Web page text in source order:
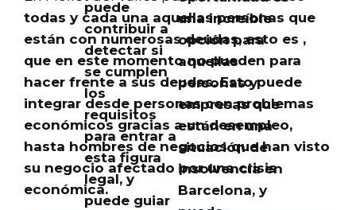
todas y cada una aquellas personas que
están con numerosas deudas, esto es ,
que en este momento no pueden para
hacer frente a sus deudas. Esto puede
integrar desde personas con problemas
económicos gracias a un desempleo,
hasta hombres de negocios que han visto
su negocio afectado por una crisis
económica.
puede
contribuir a
detectar si
se cumplen
los
requisitos
para entrar a
esta figura
legal, y
puede guiar
una increíble
opción para
aquellas
personas y
empresas que
están en una
situación de
insolvencia en
Barcelona, y